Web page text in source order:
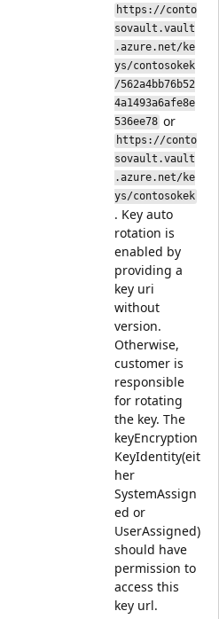
https://conto
sovault.vault
.azure.net/ke
ys/contosokek
/562a4bb76b52
4a1493a6afe8e
536ee78 or
https://conto
sovault.vault
.azure.net/ke
ys/contosokek
. Key auto
rotation is
enabled by
providing a
key uri
without
version.
Otherwise,
customer is
responsible
for rotating
the key. The
keyEncryption
KeyIdentity(eit
her
SystemAssign
ed or
UserAssigned)
should have
permission to
access this
key url.